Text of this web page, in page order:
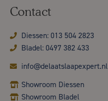
Contact
Diessen: 013 504 2823
Bladel: 0497 382 433
info@delaatslaapexpert.nl
Showroom Diessen
Showroom Bladel